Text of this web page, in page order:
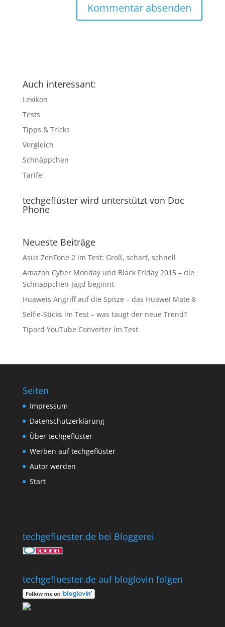
Auch interessant:
Lexikon
Tests
Tipps & Tricks
Vergleich
Schnäppchen
Tarife
techgeflüster wird unterstützt von Doc
Phone
Neueste Beiträge
Asus ZenFone 2 im Test: Groß, scharf, schnell
Amazon Cyber Monday und Black Friday 2015 – die
Schnäppchen-Jagd beginnt
Huaweis Angriff auf die Spitze – das Huawei Mate 8
Selfie-Sticks im Test – was taugt der neue Trend?
Tipard YouTube Converter im Test
Seiten
Impressum
Datenschutzerklärung
Über techgeflüster
Werben auf techgeflüster
Autor werden
Start
techgefluester.de bei Bloggerei
techgefluester.de auf bloglovin folgen